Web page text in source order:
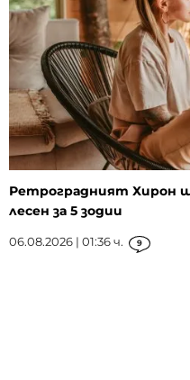
Ретроградният Хирон
лесен за 5 зодии
06.08.2026 | 01:36 ч. 9